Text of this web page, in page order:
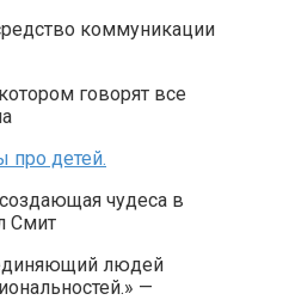
коммуникации
говорят все
про детей.
чудеса в
Смит
людей
—